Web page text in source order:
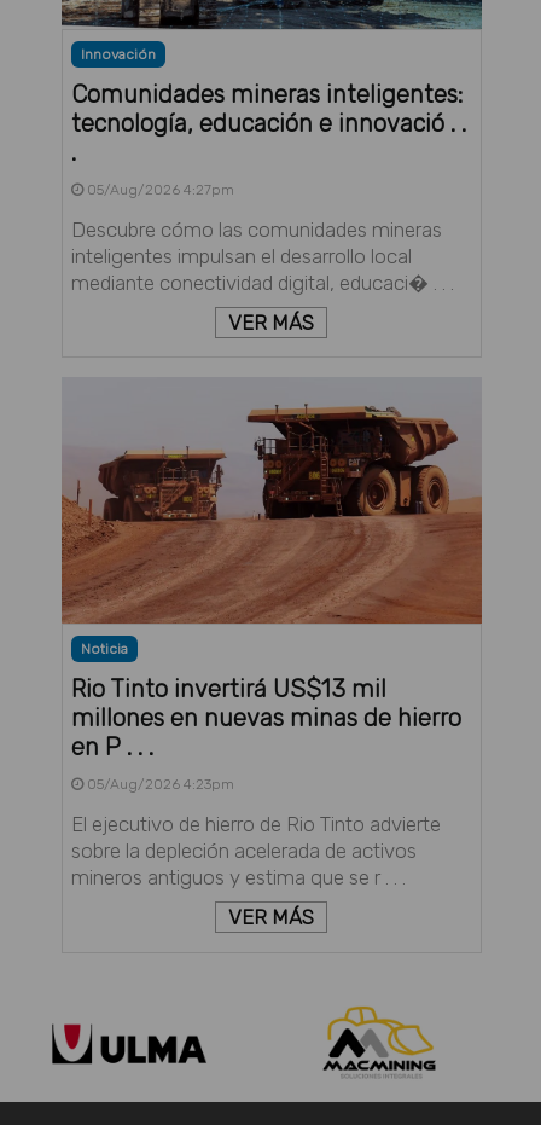
Innovación
Comunidades mineras inteligentes:
tecnología, educación e innovació . .
.
05/Aug/2026 4:27pm
Descubre cómo las comunidades mineras
inteligentes impulsan el desarrollo local
mediante conectividad digital, educaci� . . .
VER MÁS
Noticia
Rio Tinto invertirá US$13 mil
millones en nuevas minas de hierro
en P . . .
05/Aug/2026 4:23pm
El ejecutivo de hierro de Rio Tinto advierte
sobre la depleción acelerada de activos
mineros antiguos y estima que se r . . .
VER MÁS